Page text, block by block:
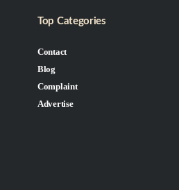
Top Categories
Contact
Blog
Complaint
Advertise